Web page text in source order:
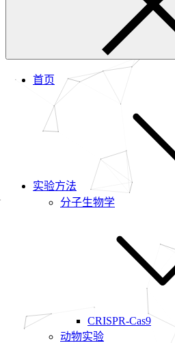
首页
实验方法
分子生物学
CRISPR-Cas9
动物实验